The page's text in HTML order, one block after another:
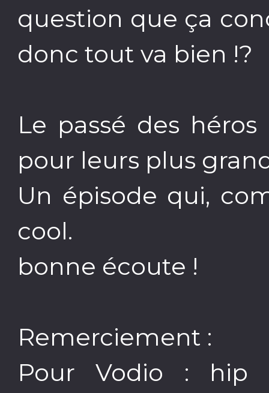
question que ça
donc tout va bien !?
Le passé des
pour leurs plus
Un épisode qui,
cool.
bonne écoute !
Remerciement :
Pour Vodio :